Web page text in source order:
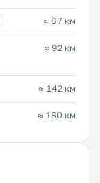
≈ 87 км
≈ 92 км
≈ 142 км
≈ 180 км